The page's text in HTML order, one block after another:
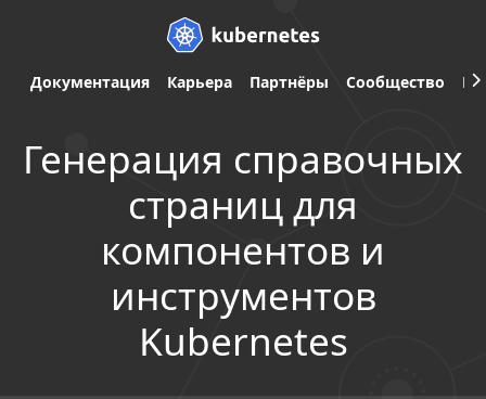
Документация Карьера Партнёры Сообщество
Генерация справочных
страниц для
компонентов и
инструментов
Kubernetes